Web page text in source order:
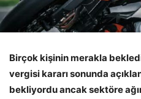
Birçok kişinin merakla
vergisi kararı sonunda
bekliyordu ancak sektöre